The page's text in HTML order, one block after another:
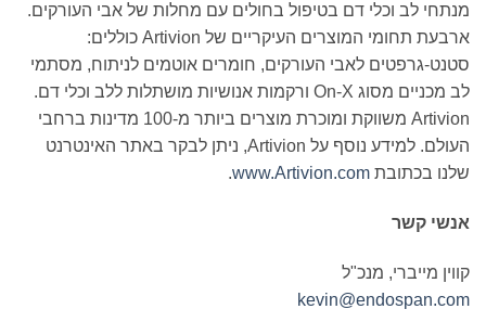
מנתחי לב וכלי דם בטיפול בחולים עם מחלות של אבי העורקים.
ארבעת תחומי המוצרים העיקריים של Artivion כוללים:
סטנט-גרפטים לאבי העורקים, חומרים אוטמים לניתוח, מסתמי
לב מכניים מסוג On-X ורקמות אנושיות מושתלות ללב וכלי דם.
Artivion משווקת ומוכרת מוצרים ביותר מ-100 מדינות ברחבי
העולם. למידע נוסף על Artivion, ניתן לבקר באתר האינטרנט
שלנו בכתובת www.Artivion.com
.
אנשי קשר
קווין מייברי, מנכ"ל
kevin@endospan.com